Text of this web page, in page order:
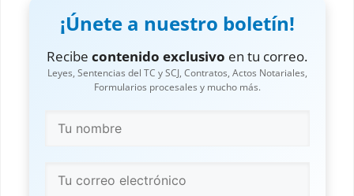
¡Únete a nuestro boletín!
Recibe contenido exclusivo en tu correo.
Leyes, Sentencias del TC y SCJ, Contratos, Actos Notariales,
Formularios procesales y mucho más.